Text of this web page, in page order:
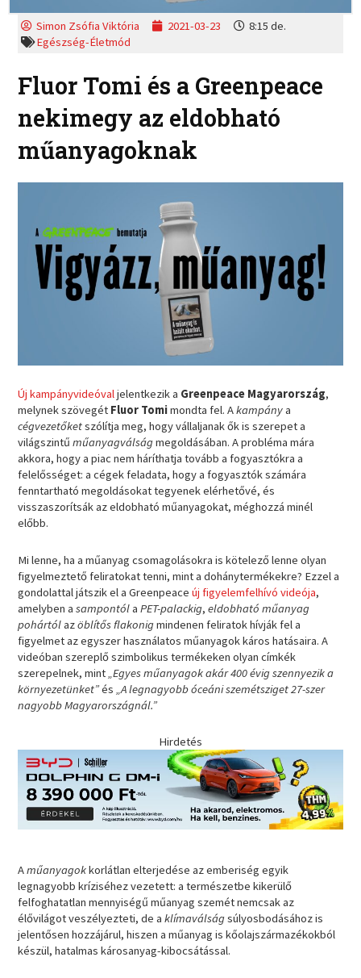
Simon Zsófia Viktória 2021-03-23
8:15 de.
Egészség-Életmód
Fluor Tomi és a Greenpeace
nekimegy az eldobható
műanyagoknak
Új kampányvideóvaljelentkezik a Greenpeace Magyarország,
melynek szövegét Fluor Tomimondta fel. Akampánya
cégvezetőketszólítja meg, hogy vállaljanak ők is szerepet a
világszintűműanyagválságmegoldásában. A probléma mára
akkora, hogy a piac nem háríthatja tovább a fogyasztókra a
felelősséget: a cégek feladata, hogy a fogyasztók számára
fenntartható megoldásokat tegyenek elérhetővé, és
visszaszorítsák az eldobható műanyagokat, méghozzá minél
előbb.
Mi lenne, ha a műanyag csomagolásokra is kötelező lenne olyan
figyelmeztető feliratokat tenni, mint a dohánytermékekre? Ezzel a
gondolattal játszik el a Greenpeaceúj figyelemfelhívó videója,
amelyben asampontólaPET-palackig,eldobható műanyag
pohártólazöblítős flakonigmindenen feliratok hívják fel a
figyelmet az egyszer használatos műanyagok káros hatásaira. A
videóban szereplő szimbolikus termékeken olyan címkék
szerepelnek, mint„Egyes műanyagok akár 400 évig szennyezik a
környezetünket”és „A legnagyobb óceáni szemétsziget 27-szer
nagyobb Magyarországnál.”
Hirdetés
Aműanyagokkorlátlan elterjedése az emberiség egyik
legnagyobb kríziséhez vezetett: a természetbe kikerülő
felfoghatatlan mennyiségű műanyag szemét nemcsak az
élővilágot veszélyezteti, de aklímaválságsúlyosbodásához is
jelentősen hozzájárul, hiszen a műanyag is kőolajszármazékokból
készül, hatalmas károsanyag-kibocsátással.